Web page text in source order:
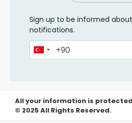
Sign up to be informed
notifications.
All your information is
© 2025 All Rights Reserved.